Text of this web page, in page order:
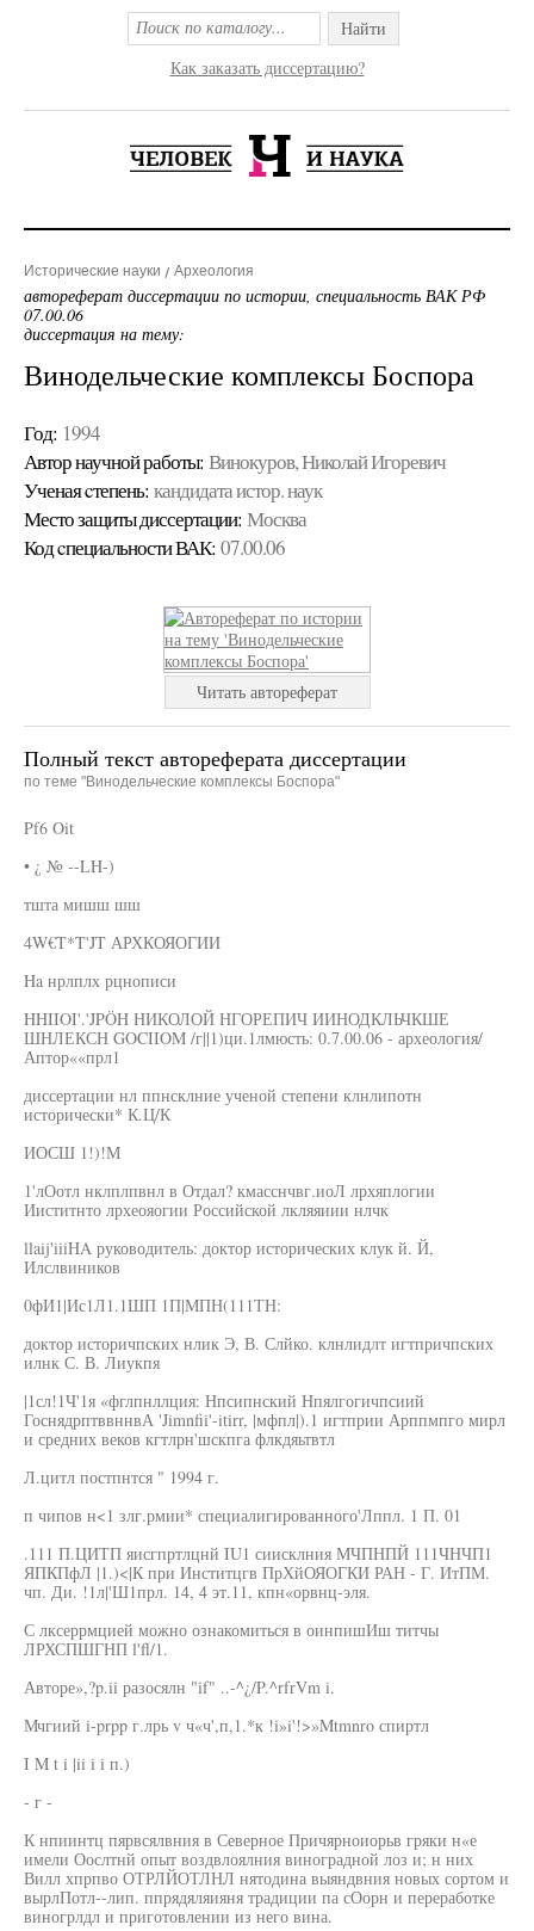
Найти
Как заказать диссертацию?
Исторические науки Археология
автореферат диссертации по истории, специальность ВАК РФ
07.00.06
диссертация на тему:
Винодельческие комплексы Боспора
Год: 1994
Автор научной работы: Винокуров, Николай Игоревич
Ученая cтепень: кандидата истор. наук
Место защиты диссертации: Москва
Код cпециальности ВАК: 07.00.06
Читать автореферат
Полный текст автореферата диссертации
по теме "Винодельческие комплексы Боспора"
Pf6 Oit
• ¿ № --LH-)
тшта мишш шш
4W€T*T'JT АРХКОЯОГИИ
Ha нрлплх рцнописи
HHIIOI'.'JPÖH НИКОЛОЙ НГОРЕПИЧ ИИНОДКЛЬЧКШЕ
ШНЛЕКСН GOCIIOM /г||1)ци.1лмюсть: 0.7.00.06 - археология/
Аптор««прл1
диссертации нл ппнсклние ученой степени клнлипотн
исторически* К.Ц/К
ИОСШ 1!)!М
1'лОотл нклплпвнл в Отдал? кмасснчвг.иоЛ лрхяплогии
Ииститнто лрхеояогии Российской лкляяиии нлчк
llaij'iiiHA руководитель: доктор исторических клук й. Й,
Илслвиников
0фИ1|Ис1Л1.1ШП 1П|МПН(111ТН:
доктор историчпских нлик Э, В. Слйко. клнлидлт игтпричпских
илнк С. В. Лиукпя
|1сл!1Ч'1я «фглпнллция: Нпсипнский Нпялгогичпсиий
ГоснядрптввннвА 'Jimnfii'-itirr, |мфпл|).1 игтприи Арппмпго мирл
и средних веков кгтлрн'шскпга флкдяьтвтл
Л.цитл постпнтся " 1994 г.
п чипов н<1 злг.рмии* специалигированного'Лппл. 1 П. 01
.111 П.ЦИТП яисгпртлцнй IU1 сиисклния МЧПНПЙ 111ЧНЧП1
ЯПКПфЛ |1.)<|К при Инститцгв ПрХйОЯОГКИ РАН - Г. ИтПМ.
чп. Ди. !1л|'Ш1прл. 14, 4 эт.11, кпн«орвнц-эля.
С лксеррмцией можно ознакомиться в оинпишИш титчы
ЛРХСПШГНП l'fl/1.
Авторе»,?p.ii разосялн "if" ..-^¿/P.^rfrVm i.
Мчгиий i-prpp г.лрь v ч«ч',п,1.*к !i»i'!>»Mtmnro спиртл
I M t i |ii i i п.)
- г -
К нпиинтц пярвсялвния в Северное Причярноиорьв гряки н«е
имели Оослтнй опыт воздвлоялния виноградной лоз и; н них
Вилл хпрпво ОТРЛЙОТЛНЛ нятодина выяндвния новых сортом и
вырлПотл--лип. ппрядяляияня традиции па сОорн и переработке
виногрлдл и приготовлении из него вина.